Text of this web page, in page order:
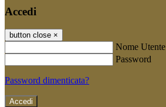
Accedi
button close ×
Nome Utente
Password
Password dimenticata?